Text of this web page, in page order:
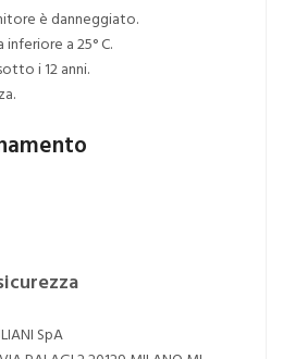
è danneggiato.
a 25° C.
i 12 anni.
SpA